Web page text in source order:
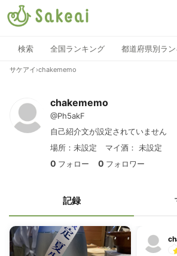
検索 全国ランキング 都道府県別ラ
サケアイ ›chakememo
chakememo
@Ph5akF
自己紹介文が設定されていません
場所：未設定
マイ酒： 未設定
0 フォロー 0 フォロワー
記録